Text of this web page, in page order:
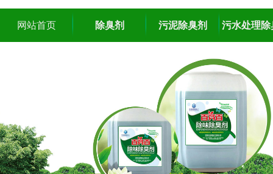
网站首页 除臭剂 污泥除臭剂 污水处理除